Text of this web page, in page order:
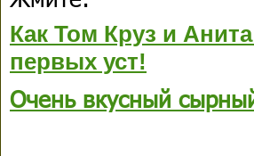
Как Том Круз и
первых уст!
Очень вкусный